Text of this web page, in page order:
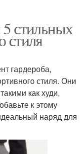
стильных
стиля
гардероба,
стиля. Они
как худи,
к этому
наряд для